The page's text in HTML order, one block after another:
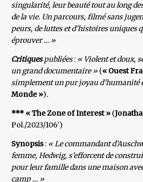
singularité, leur beauté tout au long
de la vie. Un parcours, filmé sans
peurs, de luttes et d’histoires uniques
éprouver … »
Critiquespubliées: « Violent et doux,
un grand documentaire » (« Ouest
simplement un pur joyau d’humanité
Monde »).
*** « The Zone of Interest » (
Pol./2023/106′)
Synopsis: « Le commandant
femme, Hedwig, s’efforcent de
pour leur famille dans une maison
camp … »